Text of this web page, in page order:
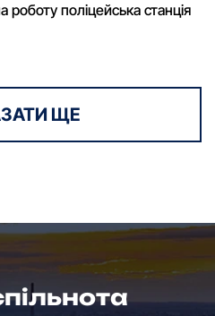
роботу поліцейська станція
ЩЕ